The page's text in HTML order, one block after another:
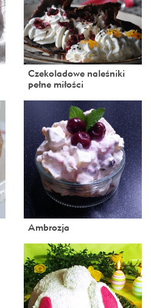
Czekoladowe naleśniki
pełne miłości
Ambrozja